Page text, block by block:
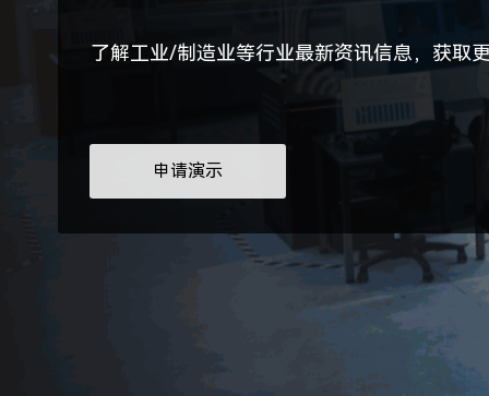
了解工业/制造业等行业最新资讯信息，获取
申请演示